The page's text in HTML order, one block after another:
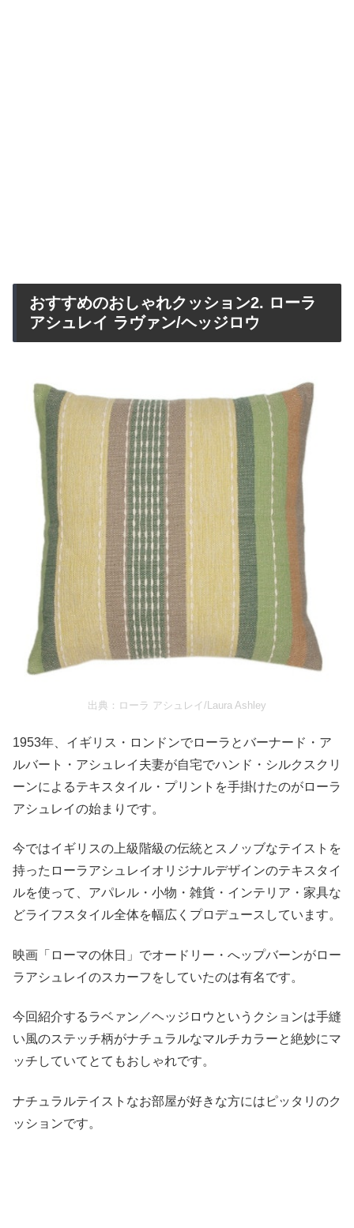
おすすめのおしゃれクッション2. ローラ
アシュレイ ラヴァン/ヘッジロウ
出典： ローラ アシュレイ/Laura Ashley
1953年、イギリス・ロンドンでローラとバーナード・ア
ルバート・アシュレイ夫妻が自宅でハンド・シルクスクリ
ーンによるテキスタイル・プリントを手掛けたのがローラ
アシュレイの始まりです。
今ではイギリスの上級階級の伝統とスノッブなテイストを
持ったローラアシュレイオリジナルデザインのテキスタイ
ルを使って、アパレル・小物・雑貨・インテリア・家具な
どライフスタイル全体を幅広くプロデュースしています。
映画「ローマの休日」でオードリー・へップバーンがロー
ラアシュレイのスカーフをしていたのは有名です。
今回紹介するラベァン／ヘッジロウというクションは手縫
い風のステッチ柄がナチュラルなマルチカラーと絶妙にマ
ッチしていてとてもおしゃれです。
ナチュラルテイストなお部屋が好きな方にはピッタリのク
ッションです。